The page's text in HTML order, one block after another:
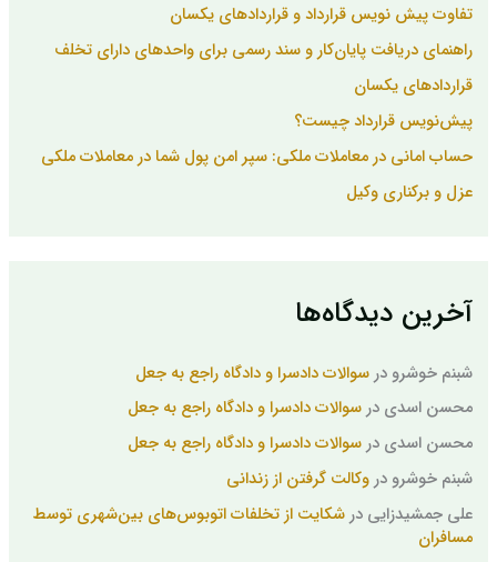
:تفاوت پیش نویس قرارداد و قراردادهای یکسان
راهنمای دریافت پایان‌کار و سند رسمی برای واحدهای دارای تخلف
قراردادهای یکسان
پیش‌نویس قرارداد چیست؟
حساب امانی در معاملات ملکی: سپر امن پول شما در معاملات ملکی
عزل و برکناری وکیل
آخرین دیدگاه‌ها
شبنم خوشرو درسوالات دادسرا و دادگاه راجع به جعل
محسن اسدی درسوالات دادسرا و دادگاه راجع به جعل
محسن اسدی درسوالات دادسرا و دادگاه راجع به جعل
شبنم خوشرو دروکالت گرفتن از زندانی
علی جمشیدزایی درشکایت از تخلفات اتوبوس‌های بین‌شهری توسط
مسافران